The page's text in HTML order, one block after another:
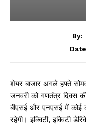
By:
शेयर बाजार अगले हफ्ते
जनवरी को गणतंत्र दिवस
बीएसई और एनएसई में कोई
रहेगी। इक्विटी, इक्विटी